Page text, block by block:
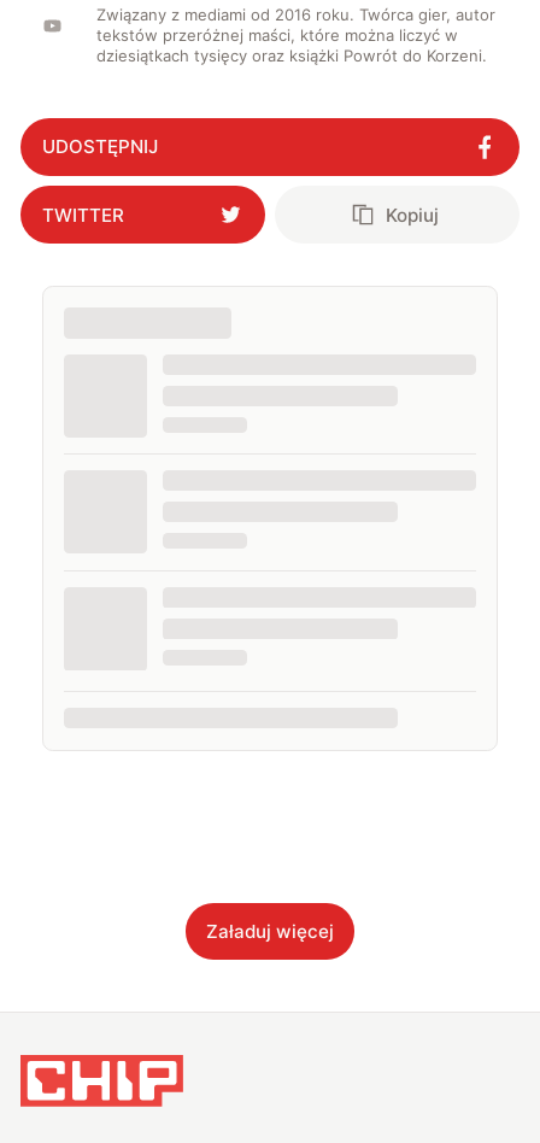
Związany z mediami od 2016 roku. Twórca gier, autor
tekstów przeróżnej maści, które można liczyć w
dziesiątkach tysięcy oraz książki Powrót do Korzeni.
UDOSTĘPNIJ
TWITTER Kopiuj
Załaduj więcej